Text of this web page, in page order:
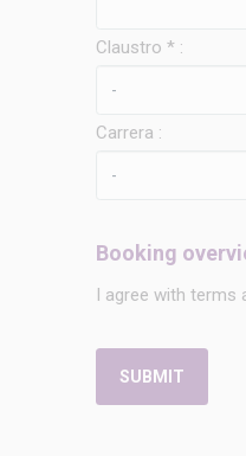
Claustro * :
Carrera :
Booking
I agree with terms
SUBMIT